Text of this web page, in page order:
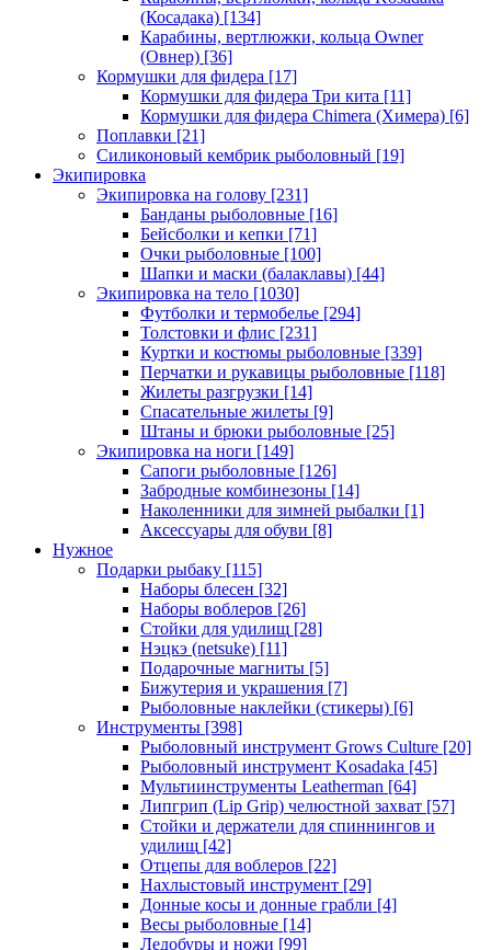
(Косадака) [134]
Карабины, вертлюжки, кольца Owner
(Овнер) [36]
Кормушки для фидера [17]
Кормушки для фидера Три кита [11]
Кормушки для фидера Chimera (Химера) [6]
Поплавки [21]
Силиконовый кембрик рыболовный [19]
Экипировка
Экипировка на голову [231]
Банданы рыболовные [16]
Бейсболки и кепки [71]
Очки рыболовные [100]
Шапки и маски (балаклавы) [44]
Экипировка на тело [1030]
Футболки и термобелье [294]
Толстовки и флис [231]
Куртки и костюмы рыболовные [339]
Перчатки и рукавицы рыболовные [118]
Жилеты разгрузки [14]
Спасательные жилеты [9]
Штаны и брюки рыболовные [25]
Экипировка на ноги [149]
Сапоги рыболовные [126]
Забродные комбинезоны [14]
Наколенники для зимней рыбалки [1]
Аксессуары для обуви [8]
Нужное
Подарки рыбаку [115]
Наборы блесен [32]
Наборы воблеров [26]
Стойки для удилищ [28]
Нэцкэ (netsuke) [11]
Подарочные магниты [5]
Бижутерия и украшения [7]
Рыболовные наклейки (стикеры) [6]
Инструменты [398]
Рыболовный инструмент Grows Culture [20]
Рыболовный инструмент Kosadaka [45]
Мультиинструменты Leatherman [64]
Липгрип (Lip Grip) челюстной захват [57]
Стойки и держатели для спиннингов и
удилищ [42]
Отцепы для воблеров [22]
Нахлыстовый инструмент [29]
Донные косы и донные грабли [4]
Весы рыболовные [14]
Ледобуры и ножи [99]